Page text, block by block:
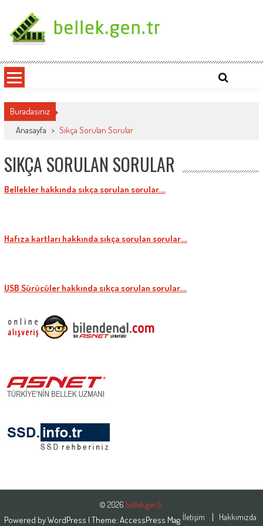
content
bellek.gen.tr
Buradasınız
Anasayfa > Sıkça Sorulan Sorular
SIKÇA SORULAN SORULAR
Bellekler hakkında sıkça sorulan sorular….
Hafıza kartları hakkında sıkça sorulan sorular….
USB Sürücüler hakkında sıkça sorulan sorular….
© 2026 bellek.gen.tr
Powered byWordPress | Theme: AccessPress Mag İletişim Hakkımızda